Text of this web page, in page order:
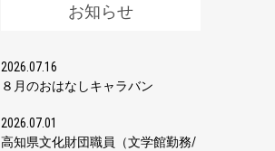
お知らせ
2026.07.16
８月のおはなしキャラバン
2026.07.01
高知県文化財団職員（文学館勤務/